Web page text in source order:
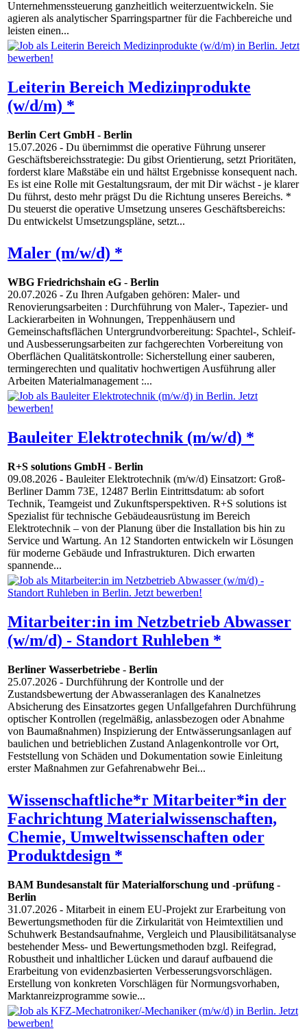
Unternehmenssteuerung ganzheitlich weiterzuentwickeln. Sie
agieren als analytischer Sparringspartner für die Fachbereiche und
leisten einen...
Leiterin Bereich Medizinprodukte
(w/d/m) *
Berlin Cert GmbH- Berlin
15.07.2026 - Du übernimmst die operative Führung unserer
Geschäftsbereichsstrategie: Du gibst Orientierung, setzt Prioritäten,
forderst klare Maßstäbe ein und hältst Ergebnisse konsequent nach.
Es ist eine Rolle mit Gestaltungsraum, der mit Dir wächst - je klarer
Du führst, desto mehr prägst Du die Richtung unseres Bereichs. *
Du steuerst die operative Umsetzung unseres Geschäftsbereichs:
Du entwickelst Umsetzungspläne, setzt...
Maler (m/w/d) *
WBG Friedrichshain eG - Berlin
20.07.2026 - Zu Ihren Aufgaben gehören: Maler- und
Renovierungsarbeiten : Durchführung von Maler-, Tapezier- und
Lackierarbeiten in Wohnungen, Treppenhäusern und
Gemeinschaftsflächen Untergrundvorbereitung: Spachtel-, Schleif-
und Ausbesserungsarbeiten zur fachgerechten Vorbereitung von
Oberflächen Qualitätskontrolle: Sicherstellung einer sauberen,
termingerechten und qualitativ hochwertigen Ausführung aller
Arbeiten Materialmanagement :...
Bauleiter Elektrotechnik (m/w/d) *
R+S solutions GmbH- Berlin
09.08.2026 - Bauleiter Elektrotechnik (m/w/d) Einsatzort: Groß-
Berliner Damm 73E, 12487 Berlin Eintrittsdatum: ab sofort
Technik, Teamgeist und Zukunftsperspektiven. R+S solutions ist
Spezialist für technische Gebäudeausrüstung im Bereich
Elektrotechnik – von der Planung über die Installation bis hin zu
Service und Wartung. An 12 Standorten entwickeln wir Lösungen
für moderne Gebäude und Infrastrukturen. Dich erwarten
spannende...
Mitarbeiter:in im Netzbetrieb Abwasser
(w/m/d) - Standort Ruhleben *
Berliner Wasserbetriebe - Berlin
25.07.2026 - Durchführung der Kontrolle und der
Zustandsbewertung der Abwasseranlagen des Kanalnetzes
Absicherung des Einsatzortes gegen Unfallgefahren Durchführung
optischer Kontrollen (regelmäßig, anlassbezogen oder Abnahme
von Baumaßnahmen) Inspizierung der Entwässerungsanlagen auf
baulichen und betrieblichen Zustand Anlagenkontrolle vor Ort,
Feststellung von Schäden und Dokumentation sowie Einleitung
erster Maßnahmen zur Gefahrenabwehr Bei...
Wissenschaftliche*r Mitarbeiter*in der
Fachrichtung Materialwissenschaften,
Chemie, Umweltwissenschaften oder
Produktdesign *
BAM Bundesanstalt für Materialforschung und -prüfung -
Berlin
31.07.2026 - Mitarbeit in einem EU-Projekt zur Erarbeitung von
Bewertungsmethoden für die Zirkularität von Heimtextilien und
Schuhwerk Bestandsaufnahme, Vergleich und Plausibilitätsanalyse
bestehender Mess- und Bewertungsmethoden bzgl. Reifegrad,
Robustheit und inhaltlicher Lücken und darauf aufbauend die
Erarbeitung von evidenzbasierten Verbesserungsvorschlägen.
Erstellung von konkreten Vorschlägen für Normungsvorhaben,
Marktanreizprogramme sowie...